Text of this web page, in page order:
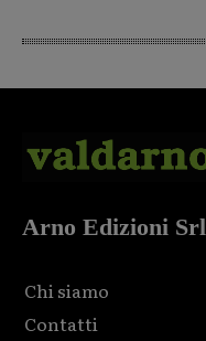
Arno Edizioni Srl
Chi siamo
Contatti